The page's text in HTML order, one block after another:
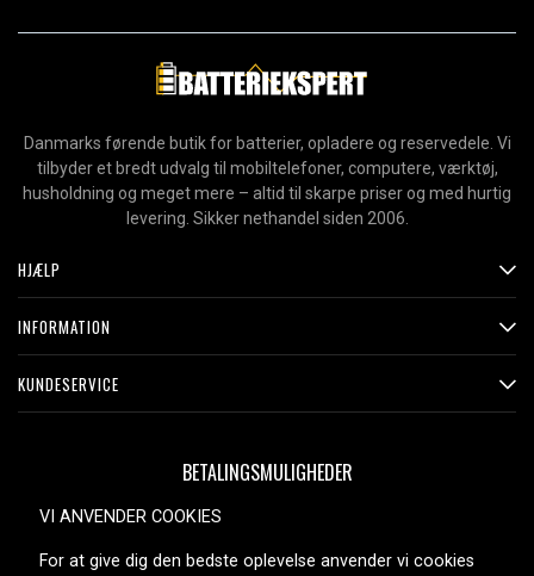
Danmarks førende butik for batterier, opladere og reservedele. Vi
tilbyder et bredt udvalg til mobiltelefoner, computere, værktøj,
husholdning og meget mere – altid til skarpe priser og med hurtig
levering. Sikker nethandel siden 2006.
HJÆLP
INFORMATION
KUNDESERVICE
BETALINGSMULIGHEDER
VI ANVENDER COOKIES
For at give dig den bedste oplevelse anvender vi cookies